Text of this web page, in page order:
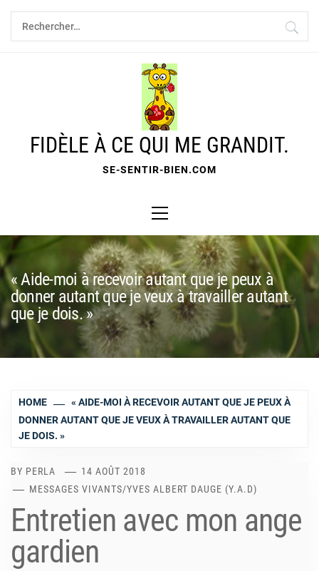
Skip
content
Rechercher :
FIDÈLE À CE QUI ME GRANDIT.
SE-SENTIR-BIEN.COM
Menu
« Aide-moi à recevoir autant que je peux à
donner autant que je veux à travailler autant
que je dois. »
HOME
« AIDE-MOI À RECEVOIR AUTANT QUE JE PEUX À
DONNER AUTANT QUE JE VEUX À TRAVAILLER AUTANT QUE
JE DOIS. »
BY PERLA
14 AOÛT 2018
MESSAGES VIVANTS/YVES ALBERT DAUGE (Y.A.D)
Entretien avec mon ange
gardien